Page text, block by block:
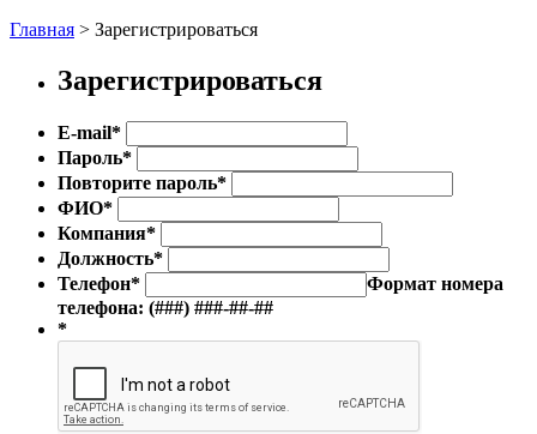
Главная > Зарегистрироваться
Зарегистрироваться
E-mail*
Пароль*
Повторите пароль*
ФИО*
Компания*
Должность*
Телефон*
Формат номера
телефона: (###) ###-##-##
*